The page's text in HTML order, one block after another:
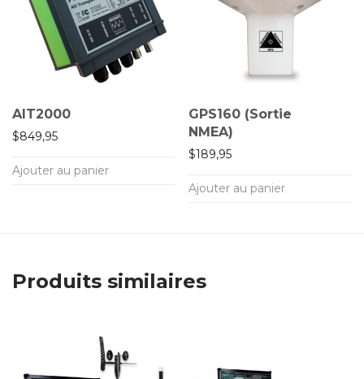
AIT2000
$849,95
Ajouter au panier
GPS160 (Sortie
NMEA)
$189,95
Ajouter au panier
Produits similaires